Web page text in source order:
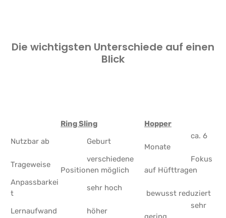
Die wichtigsten Unterschiede auf einen
Blick
Ring Sling
Hopper
Nutzbar ab
Geburt
ca. 6
Monate
Trageweise
verschiedene
Positionen möglich
Fokus
auf Hüfttragen
Anpassbarkei
t
sehr hoch
bewusst reduziert
Lernaufwand
höher
sehr